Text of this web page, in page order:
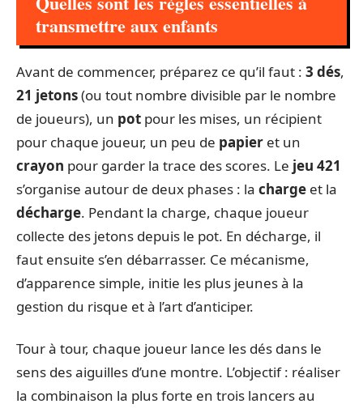
transmettre aux enfants
Avant de commencer, préparez ce qu’il faut : 3 dés,
21 jetons(ou tout nombre divisible par le nombre
de joueurs), un pot pour les mises, un récipient
pour chaque joueur, un peu de papier et un
crayon pour garder la trace des scores. Le jeu 421
s’organise autour de deux phases : la charge et la
décharge. Pendant la charge, chaque joueur
collecte des jetons depuis le pot. En décharge, il
faut ensuite s’en débarrasser. Ce mécanisme,
d’apparence simple, initie les plus jeunes à la
gestion du risque et à l’art d’anticiper.
Tour à tour, chaque joueur lance les dés dans le
sens des aiguilles d’une montre. L’objectif : réaliser
la combinaison la plus forte en trois lancers au